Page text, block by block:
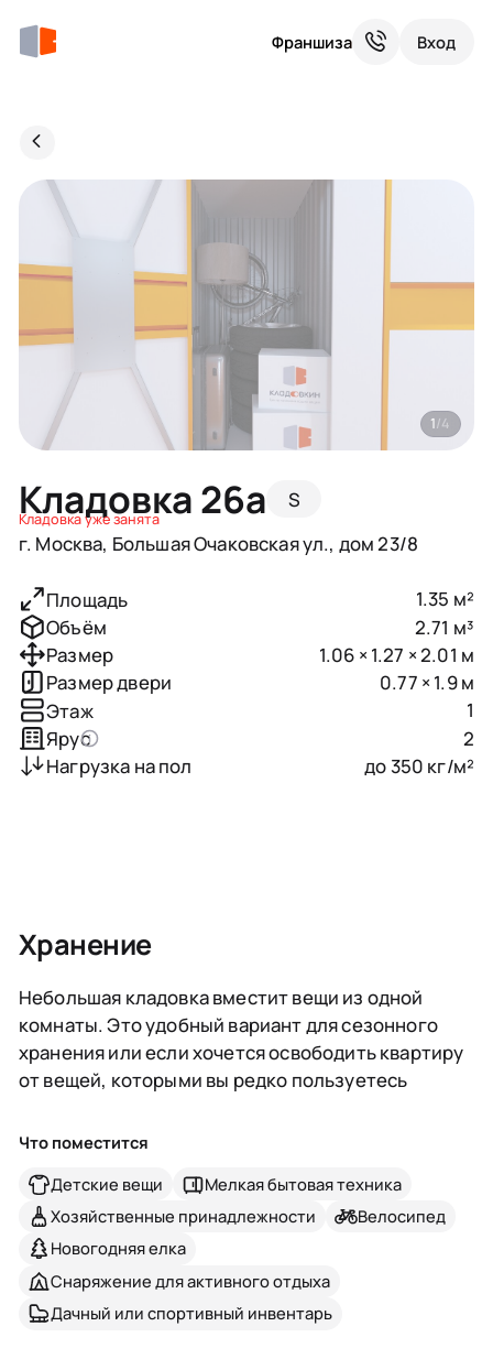
Франшиза Вход
Кладовка 26a S
Кладовка уже занята
г. Москва, Большая Очаковская ул., дом 23/8
1/4
Площадь
1.35 м²
Объём
2.71 м³
Размер
1.06 × 1.27 × 2.01 м
Размер двери
0.77 × 1.9 м
Этаж
1
Ярус
2
Нагрузка на пол
до 350 кг/м²
Хранение
Небольшая кладовка вместит вещи из одной
комнаты. Это удобный вариант для сезонного
хранения или если хочется освободить квартиру
от вещей, которыми вы редко пользуетесь
Что поместится
Детские вещи
Мелкая бытовая техника
Хозяйственные принадлежности
Велосипед
Новогодняя елка
Снаряжение для активного отдыха
Дачный или спортивный инвентарь